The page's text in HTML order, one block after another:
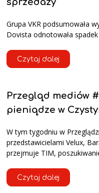
sprzedaży
Grupa VKR podsumowała
Dovista odnotowała
Czytaj dalej
Przegląd mediów
pieniądze w
W tym tygodniu w
przedstawicielami Velux,
przejmuje TIM,
Czytaj dalej